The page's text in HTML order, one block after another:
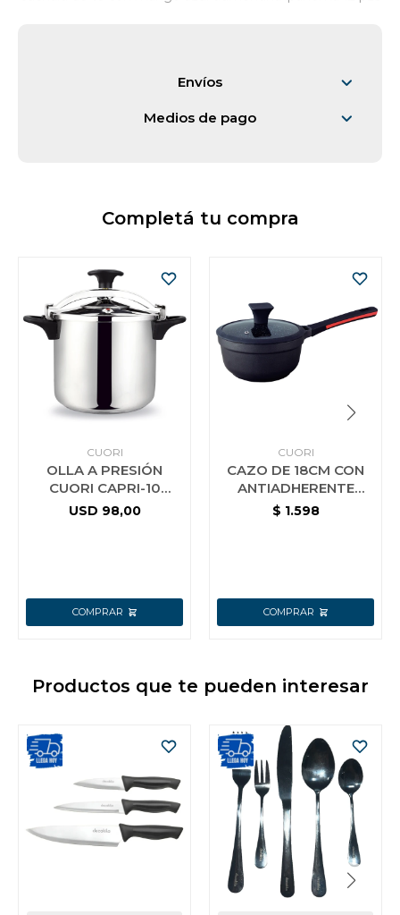
Envíos
Medios de pago
Completá tu compra
CUORI
OLLA A PRESIÓN
CUORI CAPRI-10
ACERO INOX.
USD 98,00
CUORI
CAZO DE 18CM CON
ANTIADHERENTE
CUORI NERO
$ 1.598
Productos que te pueden interesar